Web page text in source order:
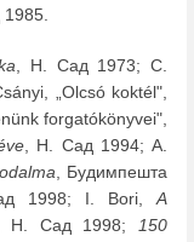
, Н. Сад 1973; C.
„Olcsó koktél",
forgatókönyvei",
, Н. Сад 1994; A.
, Будимпешта
1998; I. Bori, A
Н. Сад 1998;
150